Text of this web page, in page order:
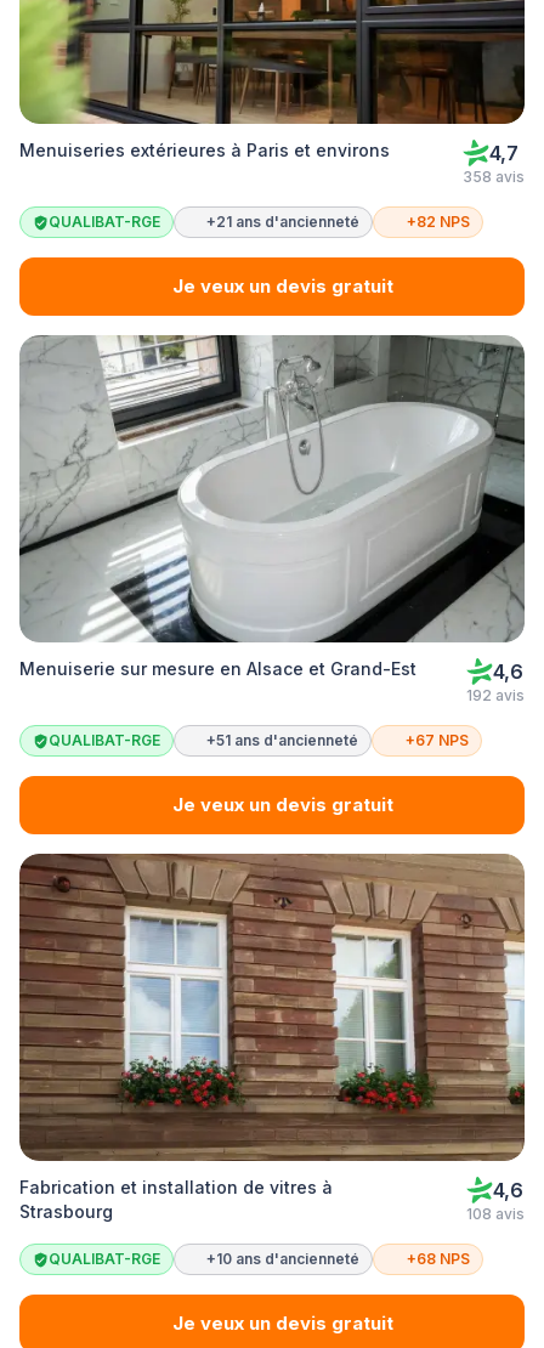
Menuiseries extérieures à Paris et environs 4,7
358 avis
QUALIBAT-RGE +21 ans d'ancienneté +82 NPS
Je veux un devis gratuit
Menuiserie sur mesure en Alsace et Grand-Est 4,6
192 avis
QUALIBAT-RGE +51 ans d'ancienneté +67 NPS
Je veux un devis gratuit
Fabrication et installation de vitres à
Strasbourg
4,6
108 avis
QUALIBAT-RGE +10 ans d'ancienneté +68 NPS
Je veux un devis gratuit